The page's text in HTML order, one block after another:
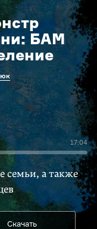
БАМ
17:04
семьи, а также
Скачать